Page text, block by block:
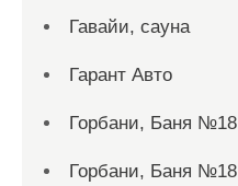
Гавайи, сауна
Гарант Авто
Горбани, Баня №18
Горбани, Баня №18